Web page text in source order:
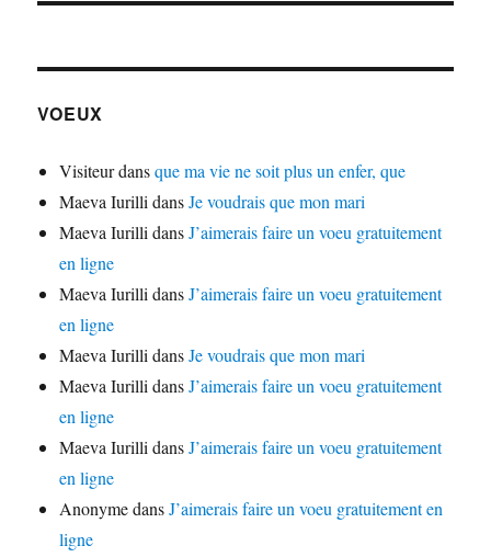
VOEUX
Visiteurdansque ma vie ne soit plus un enfer, que
Maeva Iurilli dansJe voudrais que mon mari
Maeva Iurilli dansJ’aimerais faire un voeu gratuitement
en ligne
Maeva Iurilli dansJ’aimerais faire un voeu gratuitement
en ligne
Maeva Iurilli dansJe voudrais que mon mari
Maeva Iurilli dansJ’aimerais faire un voeu gratuitement
en ligne
Maeva Iurilli dansJ’aimerais faire un voeu gratuitement
en ligne
AnonymedansJ’aimerais faire un voeu gratuitement en
ligne